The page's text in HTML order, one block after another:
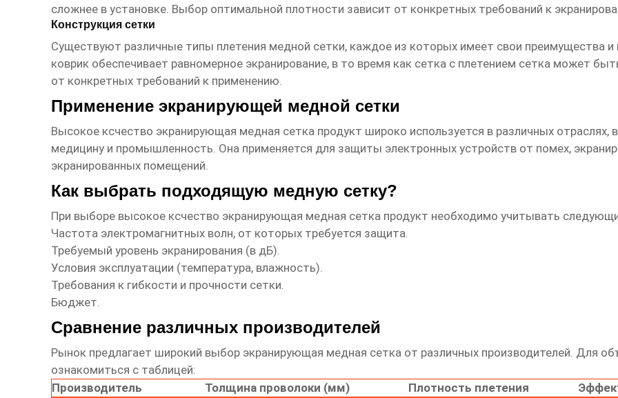
сложнее в установке. Выбор оптимальной плотности зависит от конкретных требований к
Конструкция сетки
Существуют различные типы плетения медной сетки, каждое из которых имеет свои преимущества и
коврик обеспечивает равномерное экранирование, в то время как сетка с плетением сетка может
от конкретных требований к применению.
Применение экранирующей медной сетки
Высокое ксчество экранирующая медная сетка продукт широко используется в различных отраслях,
медицину и промышленность. Она применяется для защиты электронных устройств от помех,
экранированных помещений.
Как выбрать подходящую медную сетку?
При выборе высокое ксчество экранирующая медная сетка продукт необходимо учитывать
Частота электромагнитных волн, от которых требуется защита.
Требуемый уровень экранирования (в дБ).
Условия эксплуатации (температура, влажность).
Требования к гибкости и прочности сетки.
Бюджет.
Сравнение различных производителей
Рынок предлагает широкий выбор экранирующая медная сеткаот различных производителей. Для
ознакомиться с таблицей:
Производитель
Толщина проволоки (мм) Плотность плетения